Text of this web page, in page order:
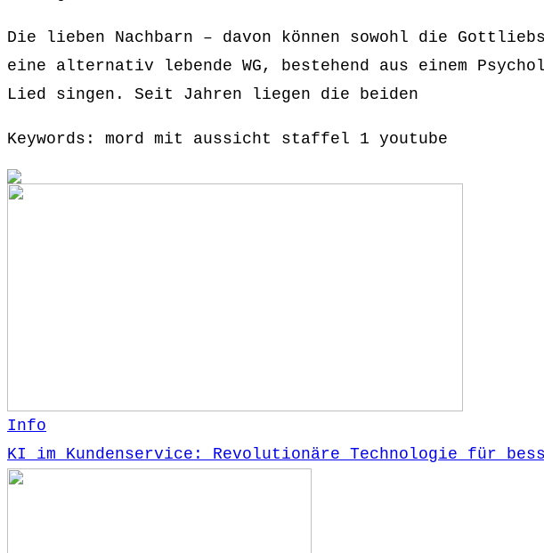
Die lieben Nachbarn – davon können sowohl die
eine alternativ lebende WG, bestehend aus einem
Lied singen. Seit Jahren liegen die beiden
Keywords: mord mit aussicht staffel 1 youtube
Info
KI im Kundenservice: Revolutionäre Technologie für